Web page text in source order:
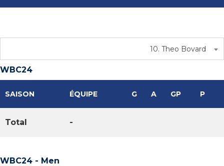
10. Theo Bovard
WBC24
SAISON ÉQUIPE G A GP P
Total -
WBC24 - Men